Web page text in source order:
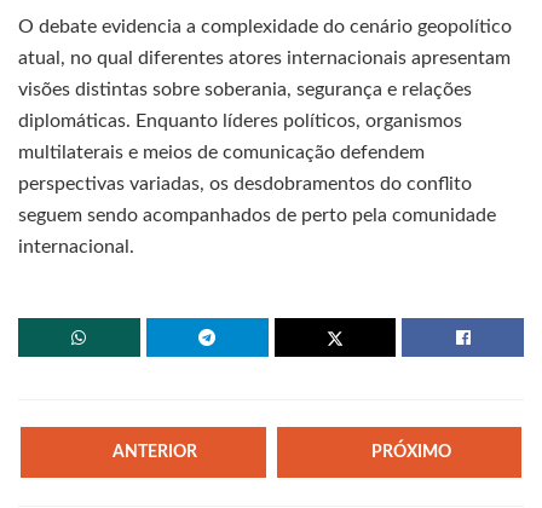
O debate evidencia a complexidade do cenário geopolítico
atual, no qual diferentes atores internacionais apresentam
visões distintas sobre soberania, segurança e relações
diplomáticas. Enquanto líderes políticos, organismos
multilaterais e meios de comunicação defendem
perspectivas variadas, os desdobramentos do conflito
seguem sendo acompanhados de perto pela comunidade
internacional.
ANTERIOR PRÓXIMO